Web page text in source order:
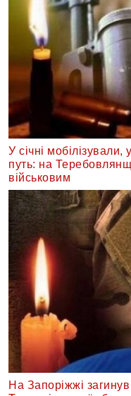
У січні
путь: на
військовим
На Запоріжжі